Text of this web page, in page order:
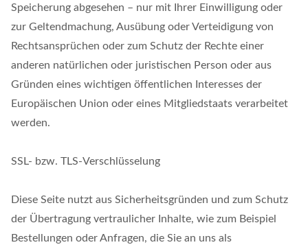
Speicherung abgesehen – nur mit Ihrer Einwilligung oder
zur Geltendmachung, Ausübung oder Verteidigung von
Rechtsansprüchen oder zum Schutz der Rechte einer
anderen natürlichen oder juristischen Person oder aus
Gründen eines wichtigen öffentlichen Interesses der
Europäischen Union oder eines Mitgliedstaats verarbeitet
werden.
SSL- bzw. TLS-Verschlüsselung
Diese Seite nutzt aus Sicherheitsgründen und zum Schutz
der Übertragung vertraulicher Inhalte, wie zum Beispiel
Bestellungen oder Anfragen, die Sie an uns als